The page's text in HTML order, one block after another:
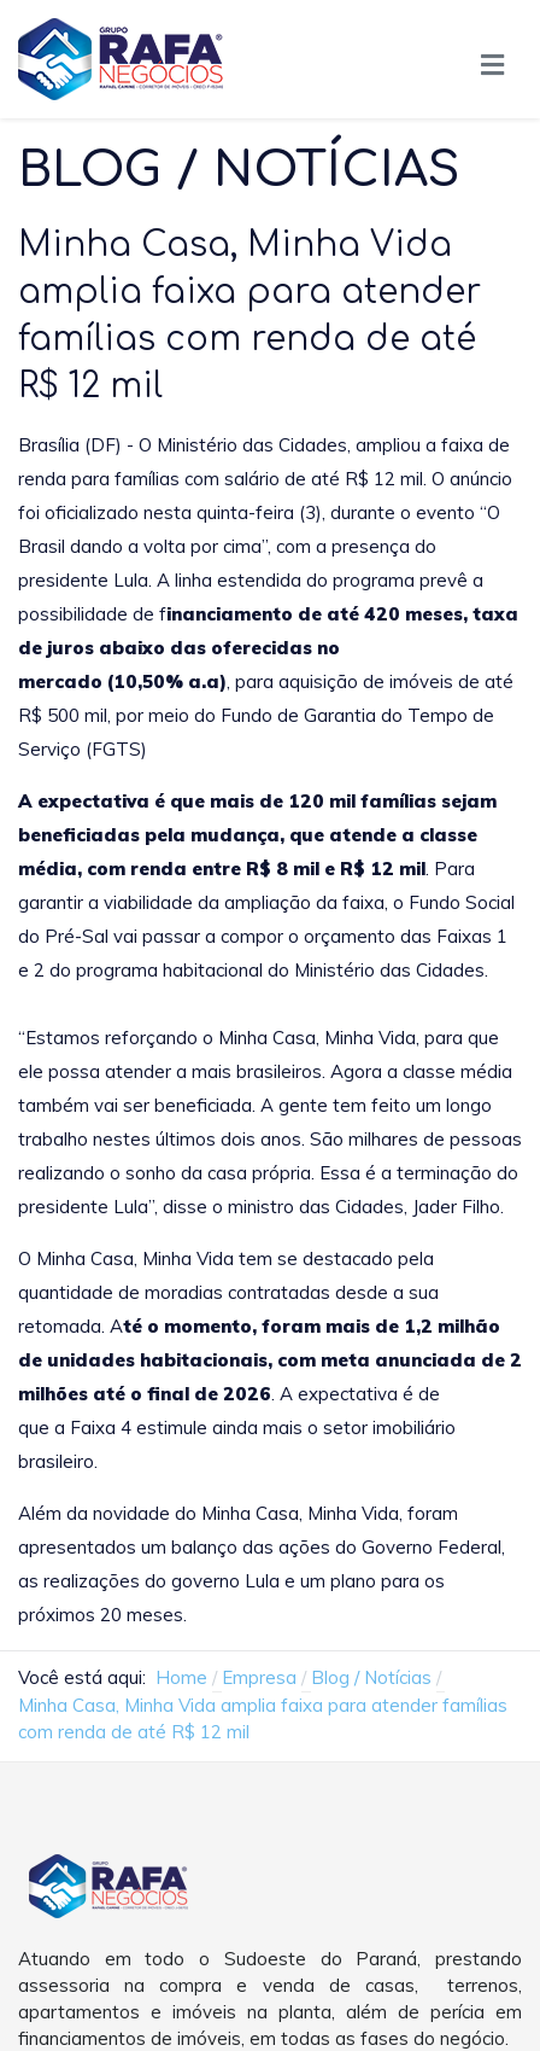
BLOG / NOTÍCIAS
Minha Casa, Minha Vida
amplia faixa para atender
famílias com renda de até
R$ 12 mil
Brasília (DF) - O Ministério das Cidades, ampliou a faixa de
renda para famílias com salário de até R$ 12 mil. O anúncio
foi oficializado nesta quinta-feira (3), durante o evento “O
Brasil dando a volta por cima”, com a presença do
presidente Lula. A linha estendida do programa prevê a
possibilidade de financiamento de até 420 meses, taxa
de juros abaixo das oferecidas no
mercado (10,50% a.a), para aquisição de imóveis de até
R$ 500 mil, por meio do Fundo de Garantia do Tempo de
Serviço (FGTS)
A expectativa é que mais de 120 mil famílias sejam
beneficiadas pela mudança, que atende a classe
média, com renda entre R$ 8 mil e R$ 12 mil. Para
garantir a viabilidade da ampliação da faixa, o Fundo Social
do Pré-Sal vai passar a compor o orçamento das Faixas 1
e 2 do programa habitacional do Ministério das Cidades.
“Estamos reforçando o Minha Casa, Minha Vida, para que
ele possa atender a mais brasileiros. Agora a classe média
também vai ser beneficiada. A gente tem feito um longo
trabalho nestes últimos dois anos. São milhares de pessoas
realizando o sonho da casa própria. Essa é a terminação do
presidente Lula”, disse o ministro das Cidades, Jader Filho.
O Minha Casa, Minha Vida tem se destacado pela
quantidade de moradias contratadas desde a sua
retomada. Até o momento, foram mais de 1,2 milhão
de unidades habitacionais, com meta anunciada de 2
milhões até o final de 2026. A expectativa é de
que a Faixa 4 estimule ainda mais o setor imobiliário
brasileiro.
Além da novidade do Minha Casa, Minha Vida, foram
apresentados um balanço das ações do Governo Federal,
as realizações do governo Lula e um plano para os
próximos 20 meses.
Você está aqui: Home Empresa
Blog / Notícias
Minha Casa, Minha Vida amplia faixa para atender famílias
com renda de até R$ 12 mil
Atuando em todo o Sudoeste do Paraná, prestando
assessoria na compra e venda de casas, terrenos,
apartamentos e imóveis na planta, além de perícia em
financiamentos de imóveis, em todas as fases do negócio.